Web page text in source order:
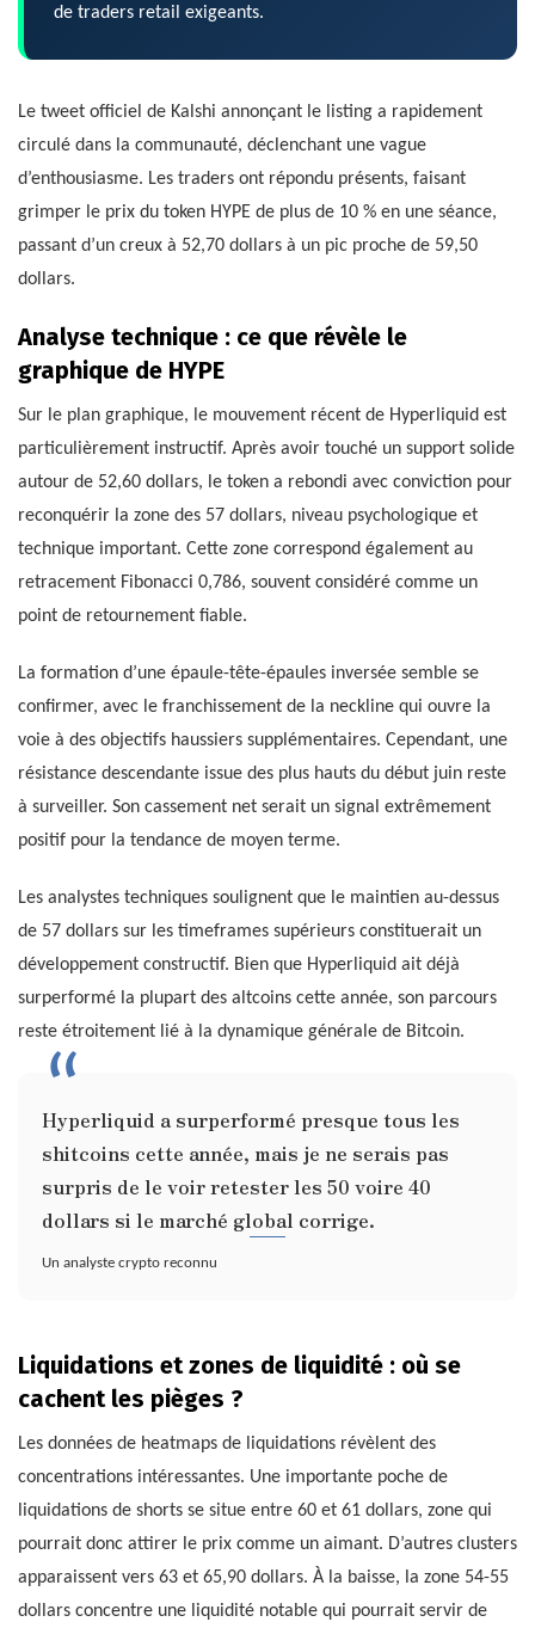
de traders retail exigeants.
Le tweet officiel de Kalshi annonçant le listing a rapidement
circulé dans la communauté, déclenchant une vague
d’enthousiasme. Les traders ont répondu présents, faisant
grimper le prix du token HYPE de plus de 10 % en une séance,
passant d’un creux à 52,70 dollars à un pic proche de 59,50
dollars.
Analyse technique : ce que révèle le
graphique de HYPE
Sur le plan graphique, le mouvement récent de Hyperliquid est
particulièrement instructif. Après avoir touché un support solide
autour de 52,60 dollars, le token a rebondi avec conviction pour
reconquérir la zone des 57 dollars, niveau psychologique et
technique important. Cette zone correspond également au
retracement Fibonacci 0,786, souvent considéré comme un
point de retournement fiable.
La formation d’une épaule-tête-épaules inversée semble se
confirmer, avec le franchissement de la neckline qui ouvre la
voie à des objectifs haussiers supplémentaires. Cependant, une
résistance descendante issue des plus hauts du début juin reste
à surveiller. Son cassement net serait un signal extrêmement
positif pour la tendance de moyen terme.
Les analystes techniques soulignent que le maintien au-dessus
de 57 dollars sur les timeframes supérieurs constituerait un
développement constructif. Bien que Hyperliquid ait déjà
surperformé la plupart des altcoins cette année, son parcours
reste étroitement lié à la dynamique générale de Bitcoin.
Hyperliquid a surperformé presque tous les
shitcoins cette année, mais je ne serais pas
surpris de le voir retester les 50 voire 40
dollars si le marché global corrige.
Un analyste crypto reconnu
Liquidations et zones de liquidité : où se
cachent les pièges ?
Les données de heatmaps de liquidations révèlent des
concentrations intéressantes. Une importante poche de
liquidations de shorts se situe entre 60 et 61 dollars, zone qui
pourrait donc attirer le prix comme un aimant. D’autres clusters
apparaissent vers 63 et 65,90 dollars. À la baisse, la zone 54-55
dollars concentre une liquidité notable qui pourrait servir de